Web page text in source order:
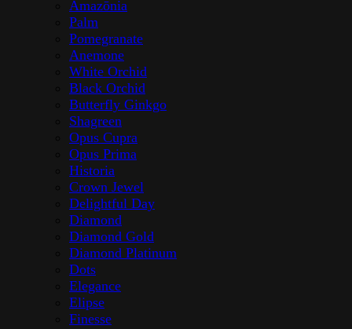
Amazōnia
Palm
Pomegranate
Anemone
White Orchid
Black Orchid
Butterfly Ginkgo
Shagreen
Opus Cupra
Opus Prima
Historia
Crown Jewel
Delightful Day
Diamond
Diamond Gold
Diamond Platinum
Dots
Elegance
Elipse
Finesse